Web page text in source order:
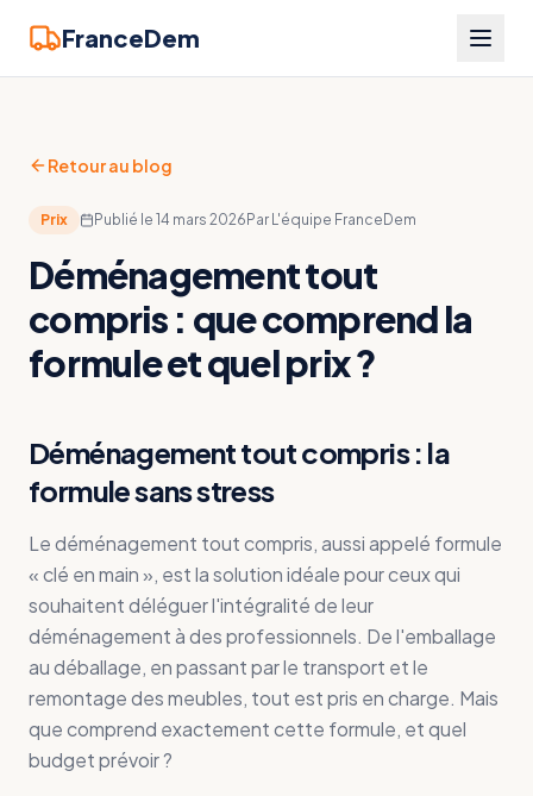
FranceDem
Retour au blog
Prix Publié le 14 mars 2026 Par L'équipe FranceDem
Déménagement tout
compris : que comprend la
formule et quel prix ?
Déménagement tout compris : la
formule sans stress
Le déménagement tout compris, aussi appelé formule
« clé en main », est la solution idéale pour ceux qui
souhaitent déléguer l'intégralité de leur
déménagement à des professionnels. De l'emballage
au déballage, en passant par le transport et le
remontage des meubles, tout est pris en charge. Mais
que comprend exactement cette formule, et quel
budget prévoir ?